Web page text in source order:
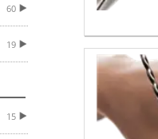
60
19
15